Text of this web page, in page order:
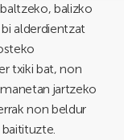
balizko
alderdientzat
txiki bat, non
jartzeko
non beldur